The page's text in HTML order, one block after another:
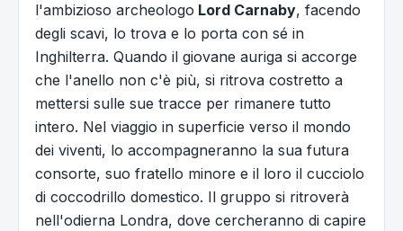
l'ambizioso archeologo Lord Carnaby, facendo
degli scavi, lo trova e lo porta con sé in
Inghilterra. Quando il giovane auriga si accorge
che l'anello non c'è più, si ritrova costretto a
mettersi sulle sue tracce per rimanere tutto
intero. Nel viaggio in superficie verso il mondo
dei viventi, lo accompagneranno la sua futura
consorte, suo fratello minore e il loro il cucciolo
di coccodrillo domestico. Il gruppo si ritroverà
nell'odierna Londra, dove cercheranno di capire